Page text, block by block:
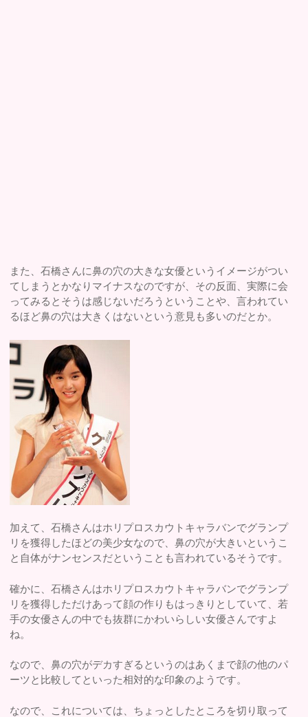
また、石橋さんに鼻の穴の大きな女優というイメージがつい
てしまうとかなりマイナスなのですが、その反面、実際に会
ってみるとそうは感じないだろうということや、言われてい
るほど鼻の穴は大きくはないという意見も多いのだとか。
加えて、石橋さんはホリプロスカウトキャラバンでグランプ
リを獲得したほどの美少女なので、鼻の穴が大きいというこ
と自体がナンセンスだということも言われているそうです。
確かに、石橋さんはホリプロスカウトキャラバンでグランプ
リを獲得しただけあって顔の作りもはっきりとしていて、若
手の女優さんの中でも抜群にかわいらしい女優さんですよ
ね。
なので、鼻の穴がデカすぎるというのはあくまで顔の他のパ
ーツと比較してといった相対的な印象のようです。
なので、これについては、ちょっとしたところを切り取って